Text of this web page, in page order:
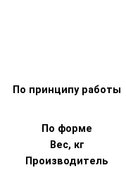
По принципу работы
По форме
Вес, кг
Производитель